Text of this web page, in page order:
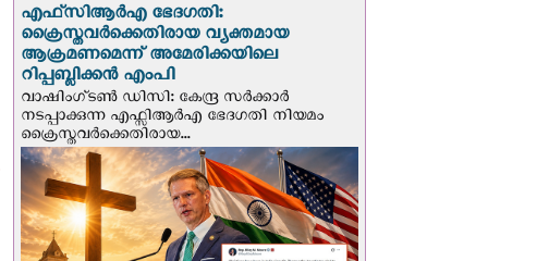
എഫ്‌സി‌ആര്‍‌എ ഭേദഗതി:
ക്രൈസ്തവർക്കെതിരായ വ്യക്തമായ
ആക്രമണമെന്ന് അമേരിക്കയിലെ
റിപ്പബ്ലിക്കൻ എംപി
വാഷിംഗ്ടണ്‍ ഡി‌സി: കേന്ദ്ര സർക്കാർ
നടപ്പാക്കുന്ന എഫ്സിആർഎ ഭേദഗതി നിയമം
ക്രൈസ്തവർക്കെതിരായ...